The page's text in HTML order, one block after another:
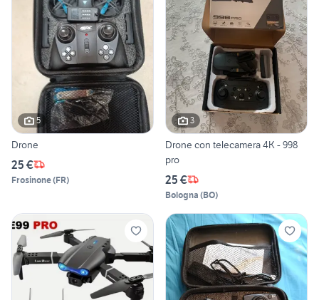
5
Drone
25 €
Frosinone(FR)
3
Drone con telecamera 4K - 998
pro
25 €
Bologna (BO)